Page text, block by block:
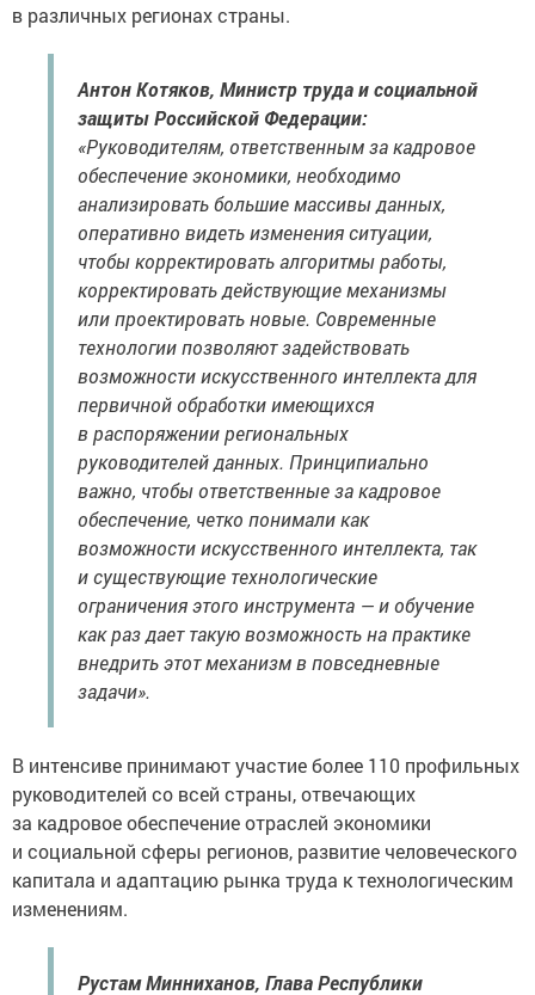
в различных регионах страны.
Антон Котяков, Министр труда и социальной
защиты Российской Федерации:
«Руководителям, ответственным за кадровое
обеспечение экономики, необходимо
анализировать большие массивы данных,
оперативно видеть изменения ситуации,
чтобы корректировать алгоритмы работы,
корректировать действующие механизмы
или проектировать новые. Современные
технологии позволяют задействовать
возможности искусственного интеллекта для
первичной обработки имеющихся
в распоряжении региональных
руководителей данных. Принципиально
важно, чтобы ответственные за кадровое
обеспечение, четко понимали как
возможности искусственного интеллекта, так
и существующие технологические
ограничения этого инструмента — и обучение
как раз дает такую возможность на практике
внедрить этот механизм в повседневные
задачи».
В интенсиве принимают участие более 110 профильных
руководителей со всей страны, отвечающих
за кадровое обеспечение отраслей экономики
и социальной сферы регионов, развитие человеческого
капитала и адаптацию рынка труда к технологическим
изменениям.
Рустам Минниханов, Глава Республики